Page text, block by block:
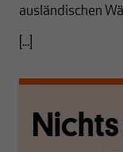
ausländischen
[...]